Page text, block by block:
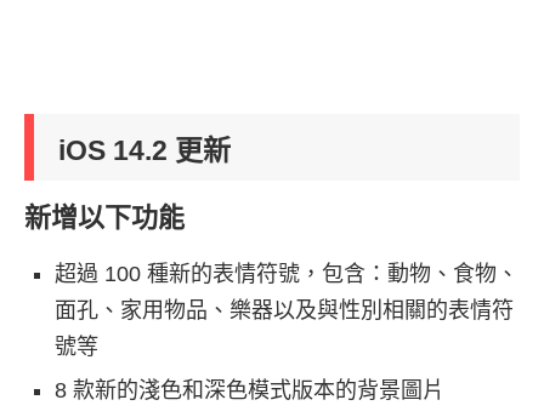
iOS 14.2 更新
新增以下功能
超過 100 種新的表情符號，包含：動物、食物、
面孔、家用物品、樂器以及與性別相關的表情符
號等
8 款新的淺色和深色模式版本的背景圖片